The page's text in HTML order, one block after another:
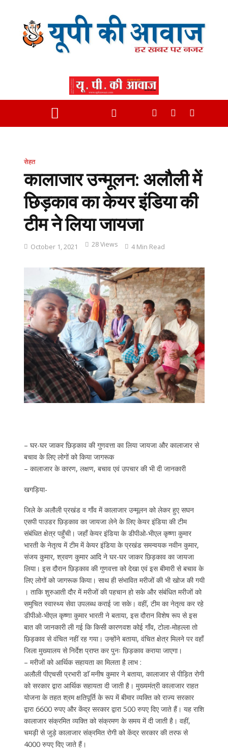
सेहत
कालाजार उन्मूलन: अलौली में
छिड़काव का केयर इंडिया की
टीम ने लिया जायजा
October 1, 2021 28 Views 4 Min Read
– घर-घर जाकर छिड़काव की गुणवत्ता का लिया जायजा और कालाजार से
बचाव के लिए लोगों को किया जागरूक
– कालाजार के कारण, लक्षण, बचाव एवं उपचार की भी दी जानकारी
खगड़िया-
जिले के अलौली प्रखंड व गाँव में कालाजार उन्मूलन को लेकर हुए सघन
एसपी पाउडर छिड़काव का जायजा लेने के लिए केयर इंडिया की टीम
संबंधित क्षेत्र पहुँची। जहाँ केयर इंडिया के डीपीओ-भीएल कृष्णा कुमार
भारती के नेतृत्व में टीम में केयर इंडिया के प्रखंड समन्वयक नवीन कुमार,
संजय कुमार, श्रवण कुमार आदि ने घर-घर जाकर छिड़काव का जायजा
लिया। इस दौरान छिड़काव की गुणवत्ता को देखा एवं इस बीमारी से बचाव के
लिए लोगों को जागरूक किया। साथ ही संभावित मरीजों की भी खोज की गयी
। ताकि शुरुआती दौर में मरीजों की पहचान हो सके और संबंधित मरीजों को
समुचित स्वास्थ्य सेवा उपलब्ध कराई जा सके। वहीं, टीम का नेतृत्व कर रहे
डीपीओ-भीएल कृष्णा कुमार भारती ने बताया, इस दौरान विशेष रूप से इस
बात की जानकारी ली गई कि किसी कारणवश कोई गाँव, टोला-मोहल्ला तो
छिड़काव से वंचित नहीं रह गया। उन्होंने बताया, वंचित क्षेत्र मिलने पर वहाँ
जिला मुख्यालय से निर्देश प्राप्त कर पुनः छिड़काव कराया जाएगा।
– मरीजों को आर्थिक सहायता का मिलता है लाभ :
अलौली पीएचसी प्रभारी डाॅ मनीष कुमार ने बताया, कालाजार से पीड़ित रोगी
को सरकार द्वारा आर्थिक सहायता दी जाती है। मुख्यमंत्री कालाजार राहत
योजना के तहत श्रम क्षतिपूर्ति के रूप में बीमार व्यक्ति को राज्य सरकार
द्वारा 6600 रुपए और केंद्र सरकार द्वारा 500 रुपए दिए जाते हैं। यह राशि
कालाजार संक्रमित व्यक्ति को संक्रमण के समय में दी जाती है। वहीं,
चमड़ी से जुड़े कालाजार संक्रमित रोगी को केंद्र सरकार की तरफ से
4000 रुपए दिए जाते हैं।